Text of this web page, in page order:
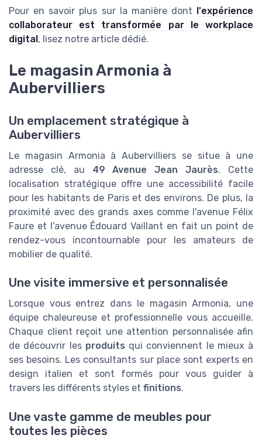
Pour en savoir plus sur la manière dont l'expérience
collaborateur est transformée par le workplace
digital, lisez notre article dédié.
Le magasin Armonia à
Aubervilliers
Un emplacement stratégique à
Aubervilliers
Le magasin Armonia à Aubervilliers se situe à une
adresse clé, au 49 Avenue Jean Jaurès. Cette
localisation stratégique offre une accessibilité facile
pour les habitants de Paris et des environs. De plus, la
proximité avec des grands axes comme l'avenue Félix
Faure et l'avenue Édouard Vaillant en fait un point de
rendez-vous incontournable pour les amateurs de
mobilier de qualité.
Une visite immersive et personnalisée
Lorsque vous entrez dans le magasin Armonia, une
équipe chaleureuse et professionnelle vous accueille.
Chaque client reçoit une attention personnalisée afin
de découvrir les produits qui conviennent le mieux à
ses besoins. Les consultants sur place sont experts en
design italien et sont formés pour vous guider à
travers les différents styles et finitions.
Une vaste gamme de meubles pour
toutes les pièces